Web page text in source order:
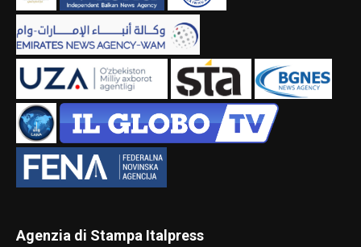
Agenzia di Stampa Italpress